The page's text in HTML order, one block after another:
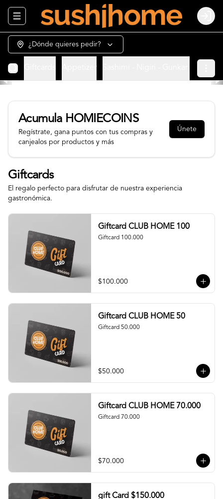
Abrir menu de navegación Login
¿Dónde quieres pedir?
Acumula HOMIECOINS
Regístrate, gana puntos con tus compras y
canjealos por productos y más
Únete
Giftcards
El regalo perfecto para disfrutar de nuestra experiencia
gastronómica.
Giftcard CLUB HOME 100
Giftcard 100.000
$100.000
Giftcard CLUB HOME 50
Giftcard 50.000
$50.000
Giftcard CLUB HOME 70.000
Giftcard 70.000
$70.000
gift Card $150.000